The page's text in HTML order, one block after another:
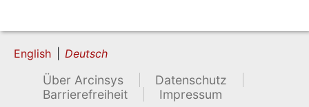
English Deutsch
Über Arcinsys
Datenschutz
Barrierefreiheit
Impressum